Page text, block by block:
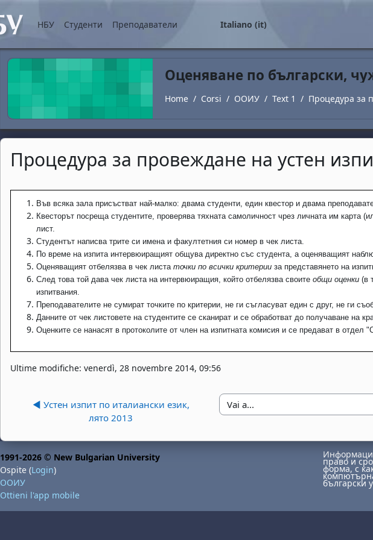
НБУ Студенти Преподаватели Italiano ‎(it)‎
Оценяване по български,
Home Corsi ООИУ Text 1 Процедура за
Процедура за провеждане на устен
Във всяка зала присъстват най-малко: двама студенти, един квестор и двама
Квесторът посреща студентите, проверява тяхната самоличност чрез личната им карта
лист.
Студентът написва трите си имена и факултетния си номер в чек листа.
По време на изпита интервюиращият общува директно със студента, а оценяващият
Оценяващият отбелязва в чек листаточки по всички критерии за представянето на
След това той дава чек листа на интервюиращия, който отбелязва своите общи оценки (в
изпитвания.
Преподавателите не сумират точките по критерии, не ги съгласуват един с друг, не ги
Данните от чек листовете на студентите се сканират и се обработват до получаване на
Оценките се нанасят в протоколите от член на изпитната комисия и се предават в отдел
Ultime modifiche: venerdì, 28 novembre 2014, 09:56
◀︎ Устен изпит по италиански език,
лято 2013
Vai a...
право и
форма, с
български
1991-2026 © New Bulgarian University
Ospite (Login)
ООИУ
Ottieni l'app mobile